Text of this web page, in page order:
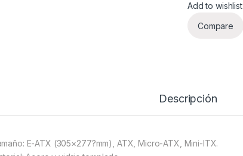
Add to wishlist
Compare
Descripción
E-ATX (305×277?mm), ATX, Micro-ATX, Mini-ITX.